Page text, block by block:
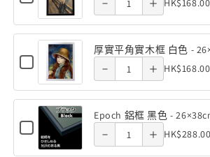
午
1000
塊
(26×38cm)
數
量
減
下
午
茶
塊
(26×38cm)
數
量
增
實
框
木
色
26×38cm
角
實
木
框
原
木
for
實
角
實
框
色
-
26×38cm
of
厚
實
角
實
木
框
黑色 -
26×38cm
黑色 -
26×38cm
HK$168.00
Checkbox
for
實
角
實
厚實平角實木框 白色 -
Quantity
of
厚
實
Decrease
quantity
of 厚實平
白色 -
26×38cm
Increase
quantity
of 厚實平
白色 -
26×38cm
HK$168.00
Checkbox
for
Epoch
Epoch 鋁框 黑色 -
Quantity
of
Decrease
quantity
of Epoch
鋁框 黑
色 -
Increase
quantity
鋁框 黑
色 -
HK$288.00
Decrease Increase